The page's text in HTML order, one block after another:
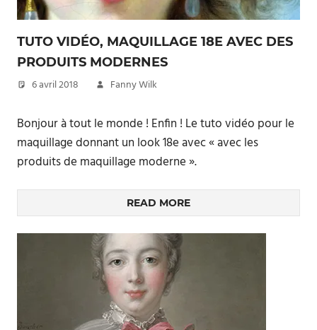
TUTO VIDÉO, MAQUILLAGE 18E AVEC DES
PRODUITS MODERNES
6 avril 2018 Fanny Wilk
Bonjour à tout le monde ! Enfin ! Le tuto vidéo pour le
maquillage donnant un look 18e avec « avec les
produits de maquillage moderne ».
READ MORE